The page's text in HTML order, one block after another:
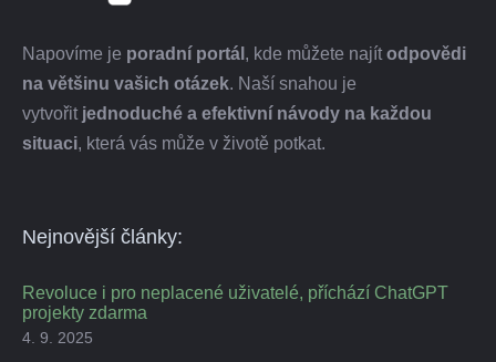
Napovíme je poradní portál , kde můžete najít odpovědi
na většinu vašich otázek. Naší snahou je
vytvořit jednoduché a efektivní návody na každou
situaci, která vás může v životě potkat.
Nejnovější články:
Revoluce i pro neplacené uživatelé, příchází ChatGPT
projekty zdarma
4. 9. 2025